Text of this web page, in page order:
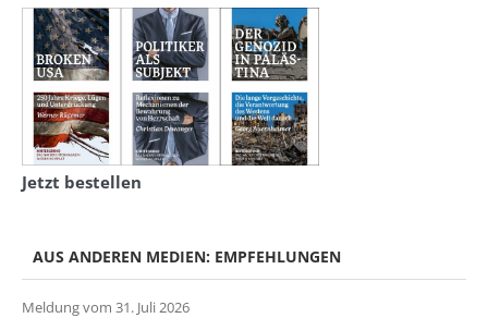
Jetzt bestellen
AUS ANDEREN MEDIEN: EMPFEHLUNGEN
Meldung vom 31. Juli 2026